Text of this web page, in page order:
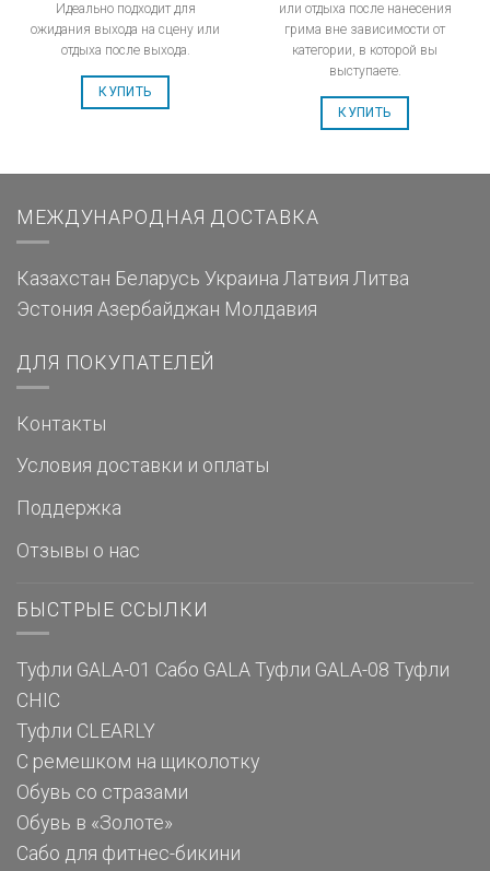
Идеально подходит для
ожидания выхода на сцену или
отдыха после выхода.
КУПИТЬ
или отдыха после нанесения
грима вне зависимости от
категории, в которой вы
выступаете.
КУПИТЬ
МЕЖДУНАРОДНАЯ ДОСТАВКА
Казахстан Беларусь Украина Латвия Литва
Эстония Азербайджан Молдавия
ДЛЯ ПОКУПАТЕЛЕЙ
Контакты
Условия доставки и оплаты
Поддержка
Отзывы о нас
БЫСТРЫЕ ССЫЛКИ
Туфли GALA-01 Сабо GALA Туфли GALA-08 Туфли
CHIC
Туфли CLEARLY
С ремешком на щиколотку
Обувь со стразами
Обувь в «Золоте»
Сабо для фитнес-бикини